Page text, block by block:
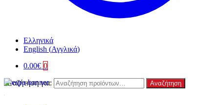
Ελληνικά
English (Αγγλικά)
0.00€ 0
Αναζήτηση για: Αναζήτηση